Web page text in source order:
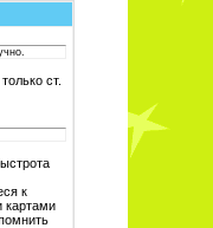
ст.
к
картами